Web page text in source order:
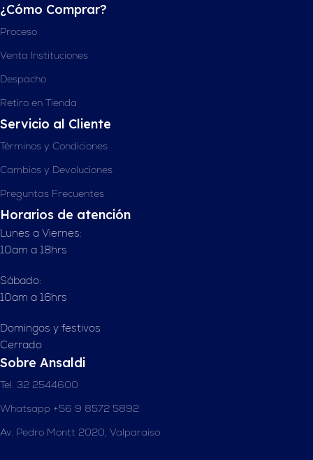
¿Cómo Comprar?
Proceso
Venta Instituciones
Despacho
Retiro en Tienda
Servicio al Cliente
Términos y Condiciones
Cambios y Devoluciones
Preguntas Frecuentes
Horarios de atención
Lunes a Viernes:
10am a 18hrs
Sábado:
10am a 16hrs
Domingos y festivos
Cerrado
Sobre Ansaldi
Tel. 32 2544600
Whatsapp +56 9 8572 5892
Av. Pedro Montt 2020, Valparaíso